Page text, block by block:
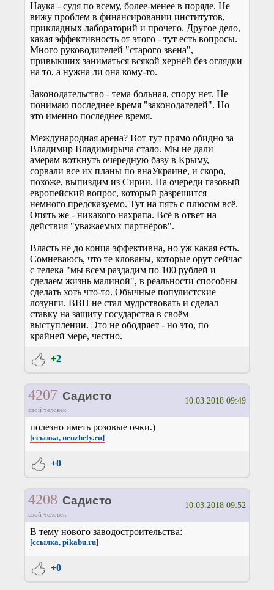
Наука - судя по всему, более-менее в поряде. Не
вижу проблем в финансировании институтов,
прикладных лабораторий и прочего. Другое дело,
какая эффективность от этого - тут есть вопросы.
Много руководителей "старого звена",
привыкших заниматься всякой хернёй без оглядки
на то, а нужна ли она кому-то.
Законодательство - тема больная, спору нет. Не
понимаю последнее время "законодателей". Но
это именно последнее время.
Международная арена? Вот тут прямо обидно за
Владимир Владимирыча стало. Мы не дали
амерам воткнуть очередную базу в Крыму,
сорвали все их планы по внаУкраине, и скоро,
похоже, выпиздим из Сирии. На очереди газовый
европейский вопрос, который разрешится
немного предсказуемо. Тут на пять с плюсом всё.
Опять же - никакого нахрапа. Всё в ответ на
действия "уважаемых партнёров".
Власть не до конца эффективна, но уж какая есть.
Сомневаюсь, что те клованы, которые орут сейчас
с телека "мы всем раздадим по 100 рублей и
сделаем жизнь малиной", в реальности способны
сделать хоть что-то. Обычные популистские
лозунги. ВВП не стал мудрствовать и сделал
ставку на защиту государства в своём
выступлении. Это не ободряет - но это, по
крайней мере, честно.
+2
4207 Садисто
свой человек
10.03.2018 09:49
полезно иметь розовые очки.)
[ссылка, neuzhely.ru]
+0
4208 Садисто
свой человек
10.03.2018 09:52
В тему нового заводостроительства:
[ссылка, pikabu.ru]
+0